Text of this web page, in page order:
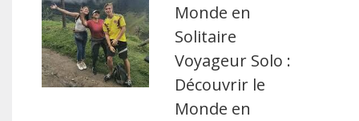
Monde en
Solitaire
Voyageur Solo :
Découvrir le
Monde en